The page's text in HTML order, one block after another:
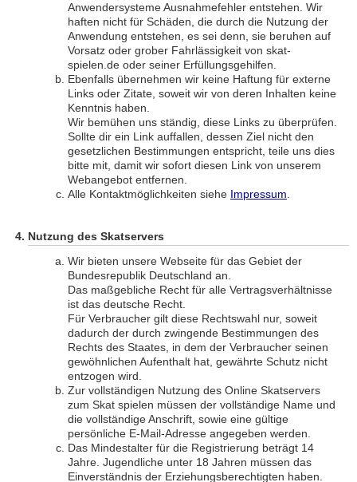
Anwendersysteme Ausnahmefehler entstehen. Wir
haften nicht für Schäden, die durch die Nutzung der
Anwendung entstehen, es sei denn, sie beruhen auf
Vorsatz oder grober Fahrlässigkeit von skat-
spielen.de oder seiner Erfüllungsgehilfen.
Ebenfalls übernehmen wir keine Haftung für externe
Links oder Zitate, soweit wir von deren Inhalten keine
Kenntnis haben.
Wir bemühen uns ständig, diese Links zu überprüfen.
Sollte dir ein Link auffallen, dessen Ziel nicht den
gesetzlichen Bestimmungen entspricht, teile uns dies
bitte mit, damit wir sofort diesen Link von unserem
Webangebot entfernen.
Alle Kontaktmöglichkeiten siehe Impressum
Nutzung des Skatservers
Wir bieten unsere Webseite für das Gebiet der
Bundesrepublik Deutschland an.
Das maßgebliche Recht für alle Vertragsverhältnisse
ist das deutsche Recht.
Für Verbraucher gilt diese Rechtswahl nur, soweit
dadurch der durch zwingende Bestimmungen des
Rechts des Staates, in dem der Verbraucher seinen
gewöhnlichen Aufenthalt hat, gewährte Schutz nicht
entzogen wird.
Zur vollständigen Nutzung des Online Skatservers
zum Skat spielen müssen der vollständige Name und
die vollständige Anschrift, sowie eine gültige
persönliche E-Mail-Adresse angegeben werden.
Das Mindestalter für die Registrierung beträgt 14
Jahre. Jugendliche unter 18 Jahren müssen das
Einverständnis der Erziehungsberechtigten haben.